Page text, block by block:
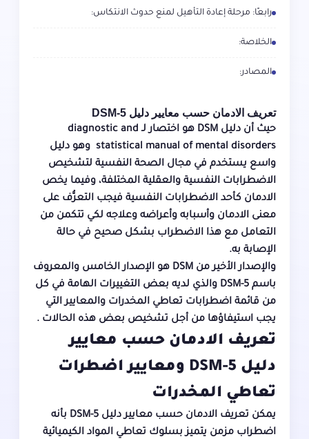
رابعًا: مرحلة إعادة التأهيل لمنع حدوث الانتكاس:
الخلاصة:
المصادر:
تعريف الادمان حسب معايير دليل DSM-5
حيث أن دليل DSM هو اختصار لـ diagnostic and
statistical manual of mental disorders وهو دليل
واسع يستخدم في مجال الصحة النفسية لتشخيص
الاضطرابات النفسية والعقلية المختلفة، وفيما يخص
الادمان كأحد الاضطرابات النفسية فيجب التعرُّف على
معنى الادمان وأسبابه وأعراضه وعلاجه لكي تتكمن من
التعامل مع هذا الاضطراب بشكل صحيح في حالة
الإصابة به.
والإصدار الأخير من DSM هو الإصدار الخامس والمعروف
باسم DSM-5 والذي لديه بعض التغييرات الهامة في كل
من قائمة اضطرابات تعاطي المخدرات والمعايير التي
يجب استيفاؤها من أجل تشخيص بعض هذه الحالات .
تعريف الادمان حسب معايير
دليل DSM-5 ومعايير اضطرات
تعاطي المخدرات
يمكن تعريف الادمان حسب معايير دليل DSM-5 بأنه
اضطراب مزمن يتميز بسلوك تعاطي المواد الكيميائية